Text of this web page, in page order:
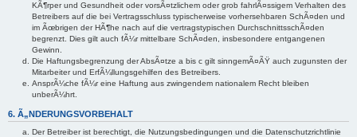
KÃ¶rper und Gesundheit oder vorsÃ¤tzlichem oder grob fahrlÃ¤ssigem Verhalten des
Betreibers auf die bei Vertragsschluss typischerweise vorhersehbaren SchÃ¤den und
im Ãœbrigen der HÃ¶he nach auf die vertragstypischen DurchschnittsschÃ¤den
begrenzt. Dies gilt auch fÃ¼r mittelbare SchÃ¤den, insbesondere entgangenen
Gewinn.
Die Haftungsbegrenzung der AbsÃ¤tze a bis c gilt sinngemÃ¤ÃŸ auch zugunsten der
Mitarbeiter und ErfÃ¼llungsgehilfen des Betreibers.
AnsprÃ¼che fÃ¼r eine Haftung aus zwingendem nationalem Recht bleiben
unberÃ¼hrt.
6. Ã„NDERUNGSVORBEHALT
Der Betreiber ist berechtigt, die Nutzungsbedingungen und die Datenschutzrichtlinie